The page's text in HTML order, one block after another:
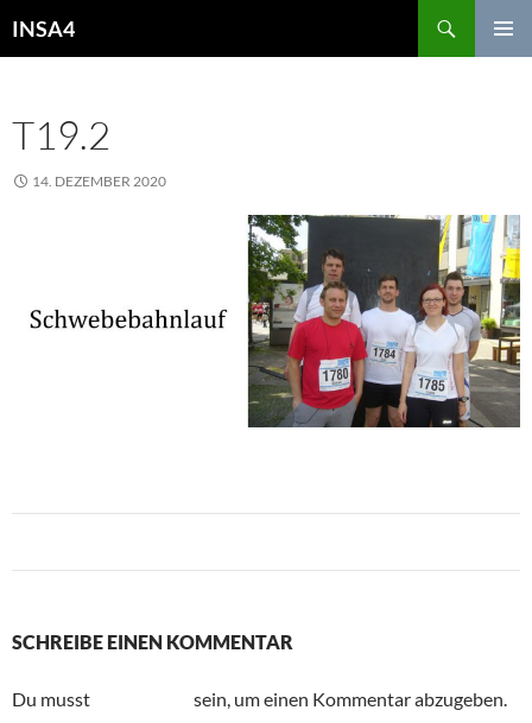
INSA4
T19.2
14. DEZEMBER 2020
SCHREIBE EINEN KOMMENTAR
Du musst sein, um einen Kommentar abzugeben.